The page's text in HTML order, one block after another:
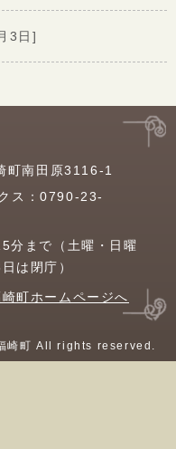
3日]
町南田原3116-1
ス：0790-23-
分まで（土曜・日曜
は閉庁）
崎町ホームページへ
崎町 All rights reserved.